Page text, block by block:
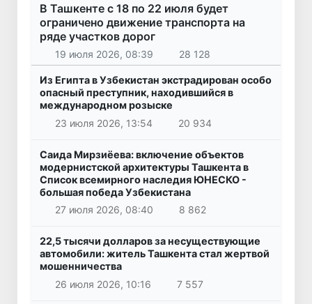
В Ташкенте с 18 по 22 июля будет
ограничено движение транспорта на
ряде участков дорог
19 июля 2026, 08:39 28 128
Из Египта в Узбекистан экстрадирован особо
опасный преступник, находившийся в
международном розыске
23 июля 2026, 13:54
20 934
Саида Мирзиёева: включение объектов
модернистской архитектуры Ташкента в
Список всемирного наследия ЮНЕСКО -
большая победа Узбекистана
27 июля 2026, 08:40
8 862
22,5 тысячи долларов за несуществующие
автомобили: житель Ташкента стал жертвой
мошенничества
26 июля 2026, 10:16
7 557